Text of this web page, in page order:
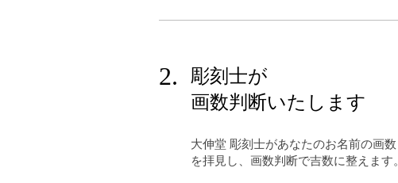
2.
彫刻士が
画数判断いたします
大伸堂 彫刻士があなたのお名前の画数
を拝見し、画数判断で吉数に整えます。